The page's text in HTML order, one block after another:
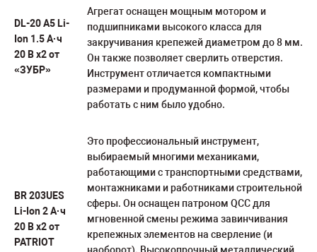
DL-20 A5 Li-
Ion 1.5 А·ч
20 В х2 от
«ЗУБР»
Агрегат оснащен мощным мотором и
подшипниками высокого класса для
закручивания крепежей диаметром до 8 мм.
Он также позволяет сверлить отверстия.
Инструмент отличается компактными
размерами и продуманной формой, чтобы
работать с ним было удобно.
BR 203UES
Li-Ion 2 А·ч
20 В х2 от
PATRIOT
Это профессиональный инструмент,
выбираемый многими механиками,
работающими с транспортными средствами,
монтажниками и работниками строительной
сферы. Он оснащен патроном QCC для
мгновенной смены режима завинчивания
крепежных элементов на сверление (и